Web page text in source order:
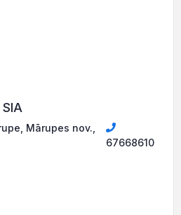
Mārupes nov.,
67668610